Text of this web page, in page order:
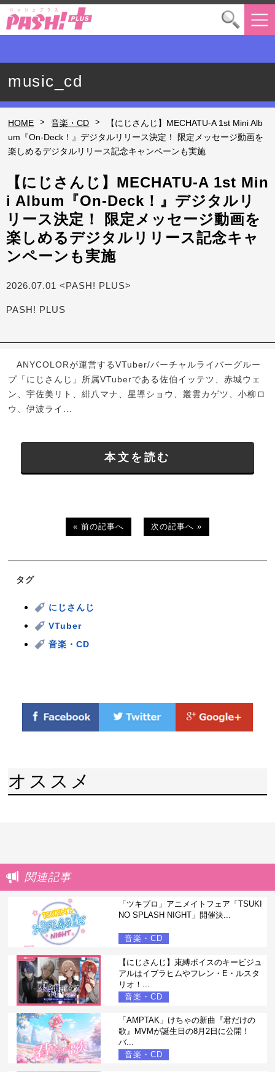
music_cd
HOME > 音楽・CD >
【にじさんじ】MECHATU-A 1st Mini Alb
um『On-Deck！』デジタルリリース決定！ 限定メッセージ動画を
楽しめるデジタルリリース記念キャンペーンも実施
【にじさんじ】MECHATU-A 1st Min
i Album『On-Deck！』デジタルリ
リース決定！ 限定メッセージ動画を
楽しめるデジタルリリース記念キャ
ンペーンも実施
2026.07.01 <PASH! PLUS>
PASH! PLUS
ANYCOLORが運営するVTuber/バーチャルライバーグルー
プ「にじさんじ」所属VTuberである佐伯イッテツ、赤城ウェ
ン、宇佐美リト、緋八マナ、星導ショウ、叢雲カゲツ、小柳ロ
ウ、伊波ライ...
本文を読む
« 前の記事へ 次の記事へ »
タグ
にじさんじ
VTuber
音楽・CD
オススメ
関連記事
「ツキプロ」アニメイトフェア「TSUKI
NO SPLASH NIGHT」開催決...
音楽・CD
【にじさんじ】束縛ボイスのキービジュ
アルはイブラヒムやフレン・E・ルスタ
リオ！...
音楽・CD
「AMPTAK」けちゃの新曲『君だけの
歌』MVMが誕生日の8月2日に公開！
バ...
音楽・CD